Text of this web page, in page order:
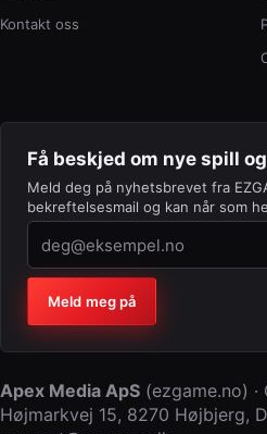
Kontakt oss
Få beskjed om nye spill
Meld deg på nyhetsbrevet fra
bekreftelsesmail og kan når som
Firma (la feltet stå tomt)
Meld meg på
Apex Media ApS (ezgame.no) ·
Højmarkvej 15, 8270 Højbjerg,